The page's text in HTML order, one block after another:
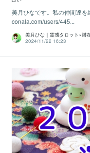
美月ひなです。私の仲間達
conala.com/users/445...
美月ひな｜霊感タロット×潜
2024/11/22 16:23